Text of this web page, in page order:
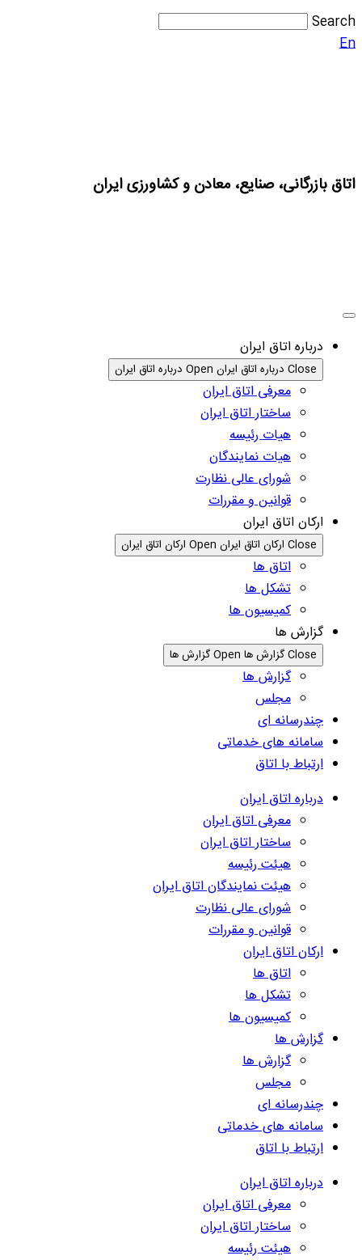
Search
En
اتاق بازرگانی، صنایع، معادن و کشاورزی ایران
درباره اتاق ایران
Close درباره اتاق ایران Open درباره اتاق ایران
معرفی اتاق ایران
ساختار اتاق ایران
هیات رئیسه
هیات نمایندگان
شورای عالی نظارت
قوانین و مقررات
ارکان اتاق ایران
Close ارکان اتاق ایران Open ارکان اتاق ایران
اتاق ها
تشکل ها
کمیسیون ها
گزارش ها
Close گزارش ها Open گزارش ها
گزارش ها
مجلس
چندرسانه ای
سامانه های خدماتی
ارتباط با اتاق
درباره اتاق ایران
معرفی اتاق ایران
ساختار اتاق ایران
هیئت رئیسه
هیئت نمایندگان اتاق ایران
شورای عالی نظارت
قوانین و مقررات
ارکان اتاق ایران
اتاق ها
تشکل ها
کمیسیون ها
گزارش ها
گزارش ها
مجلس
چندرسانه ای
سامانه های خدماتی
ارتباط با اتاق
درباره اتاق ایران
معرفی اتاق ایران
ساختار اتاق ایران
هیئت رئیسه